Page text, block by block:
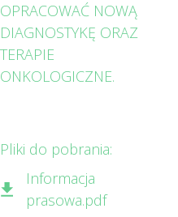
OPRACOWAĆ NOWĄ
DIAGNOSTYKĘ ORAZ
TERAPIE
ONKOLOGICZNE.
Pliki do pobrania:
Informacja
prasowa.pdf